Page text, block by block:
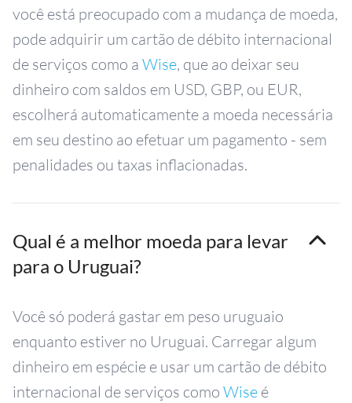
você está preocupado com a mudança de moeda,
pode adquirir um cartão de débito internacional
de serviços como a Wise, que ao deixar seu
dinheiro com saldos em USD, GBP, ou EUR,
escolherá automaticamente a moeda necessária
em seu destino ao efetuar um pagamento - sem
penalidades ou taxas inflacionadas.
Qual é a melhor moeda para levar
para o Uruguai?
Você só poderá gastar em peso uruguaio
enquanto estiver no Uruguai. Carregar algum
dinheiro em espécie e usar um cartão de débito
internacional de serviços como Wise é